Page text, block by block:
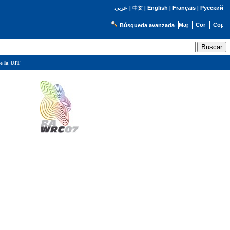
عربي | 中文| English | Français| Русский
Búsqueda avanzada
la UIT